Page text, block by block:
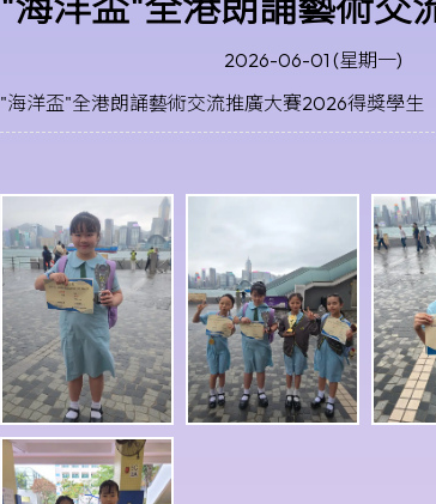
2026-06-01 (星期一)
"海洋盃"全港朗誦藝術交流推廣大賽2026得獎學生